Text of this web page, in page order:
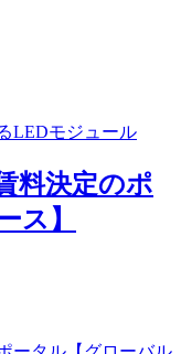
料決定のポ
ス】